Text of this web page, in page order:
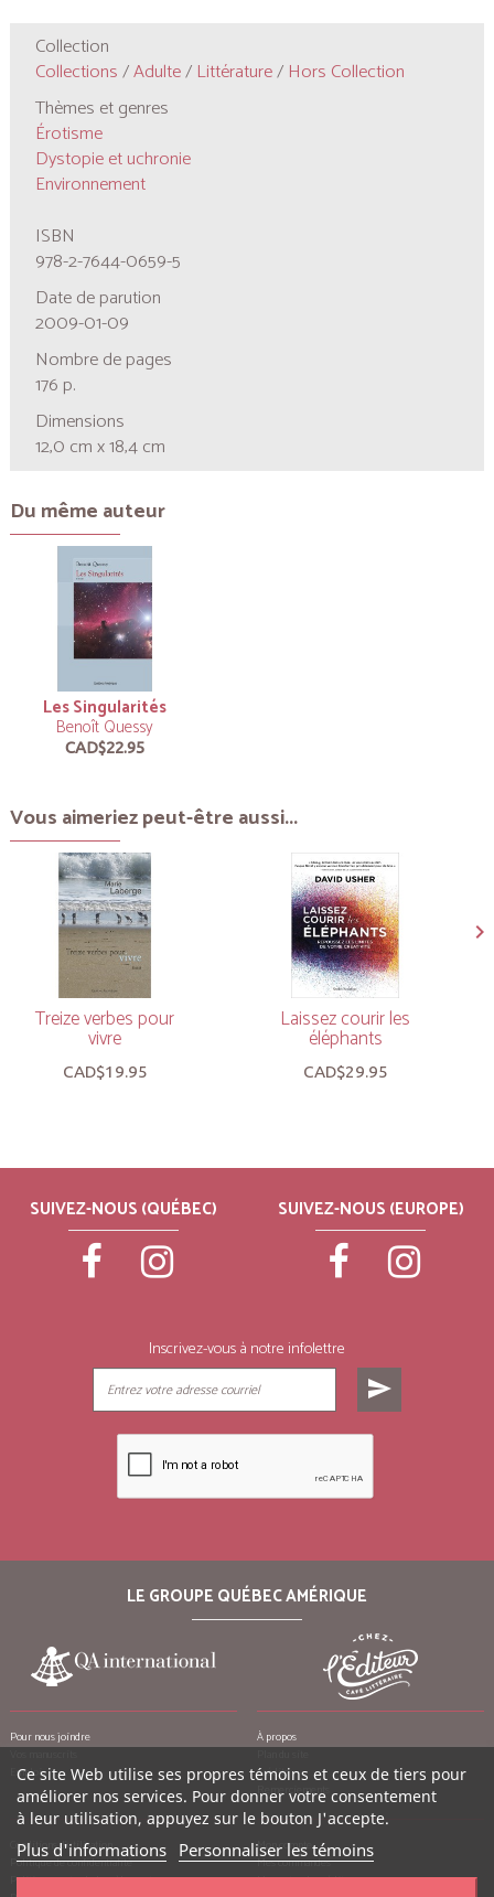
Collection
Collections/Adulte/ Littérature/ Hors Collection
Thèmes et genres
Érotisme
Dystopie et uchronie
Environnement
ISBN
978-2-7644-0659-5
Date de parution
2009-01-09
Nombre de pages
176 p.
Dimensions
12,0 cm x 18,4 cm
Du même auteur
Les Singularités
Benoît Quessy
CAD$22.95
Vous aimeriez peut-être aussi...
Treize verbes pour
vivre
CAD$19.95
Laissez courir les
éléphants
CAD$29.95
SUIVEZ-NOUS (QUÉBEC) SUIVEZ-NOUS (EUROPE)
Inscrivez-vous à notre infolettre
send
LE GROUPE QUÉBEC AMÉRIQUE
Pour nous joindre
Emplois
À propos
Crédits
Remerciements
Conditions d’utilisation
Politique de confidentialité
Politique contre le harcèlement
Mon compte
Mes commandes
Mes notes de crédit
Ce site Web utilise ses propres témoins et ceux de tiers pour
améliorer nos services. Pour donner votre consentement
à leur utilisation, appuyez sur le bouton J'accepte.
Plus d'informations Personnaliser les témoins